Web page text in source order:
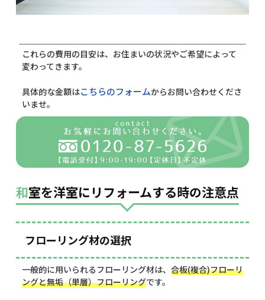
これらの費用の目安は、お住まいの状況やご希望によって
変わってきます。
具体的な金額はこちらのフォームからお問い合わせくださ
いませ。
和室を洋室にリフォームする時の注意点
フローリング材の選択
一般的に用いられるフローリング材は、 合板(複合)フローリ
ングと無垢（単層）フローリングです。